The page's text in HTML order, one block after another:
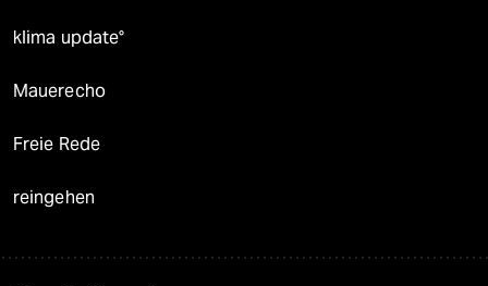
klima update°
Mauerecho
Freie Rede
reingehen